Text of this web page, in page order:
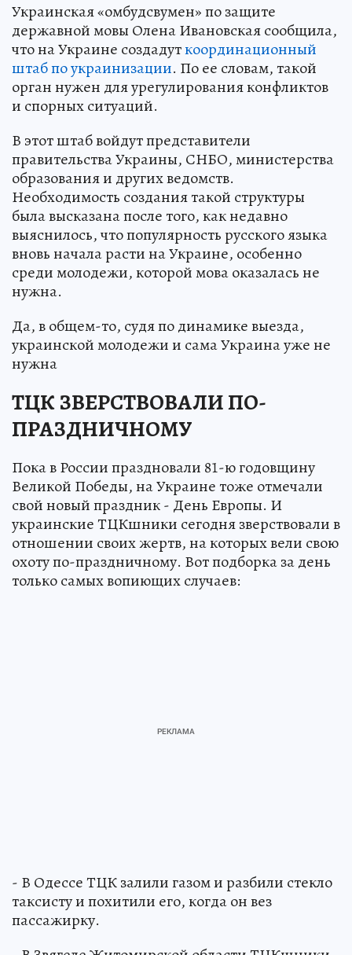
Украинская «омбудсвумен» по защите
державной мовы Олена Ивановская сообщила,
что на Украине создадуткоординационный
штаб по украинизации. По ее словам, такой
орган нужен для урегулирования конфликтов
и спорных ситуаций.
В этот штаб войдут представители
правительства Украины, СНБО, министерства
образования и других ведомств.
Необходимость создания такой структуры
была высказана после того, как недавно
выяснилось, что популярность русского языка
вновь начала расти на Украине, особенно
среди молодежи, которой мова оказалась не
нужна.
Да, в общем-то, судя по динамике выезда,
украинской молодежи и сама Украина уже не
нужна
ТЦК ЗВЕРСТВОВАЛИ ПО-
ПРАЗДНИЧНОМУ
Пока в России праздновали 81-ю годовщину
Великой Победы, на Украине тоже отмечали
свой новый праздник - День Европы. И
украинские ТЦКшники сегодня зверствовали в
отношении своих жертв, на которых вели свою
охоту по-праздничному. Вот подборка за день
только самых вопиющих случаев:
- В Одессе ТЦК залили газом и разбили стекло
таксисту и похитили его, когда он вез
пассажирку.